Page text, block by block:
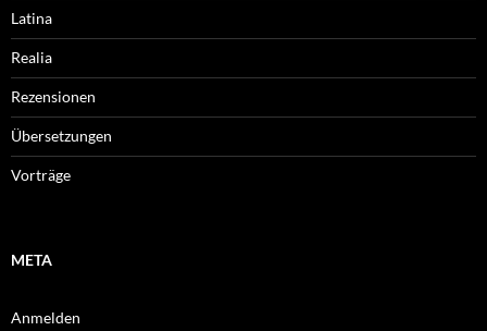
Latina
Realia
Rezensionen
Übersetzungen
Vorträge
META
Anmelden